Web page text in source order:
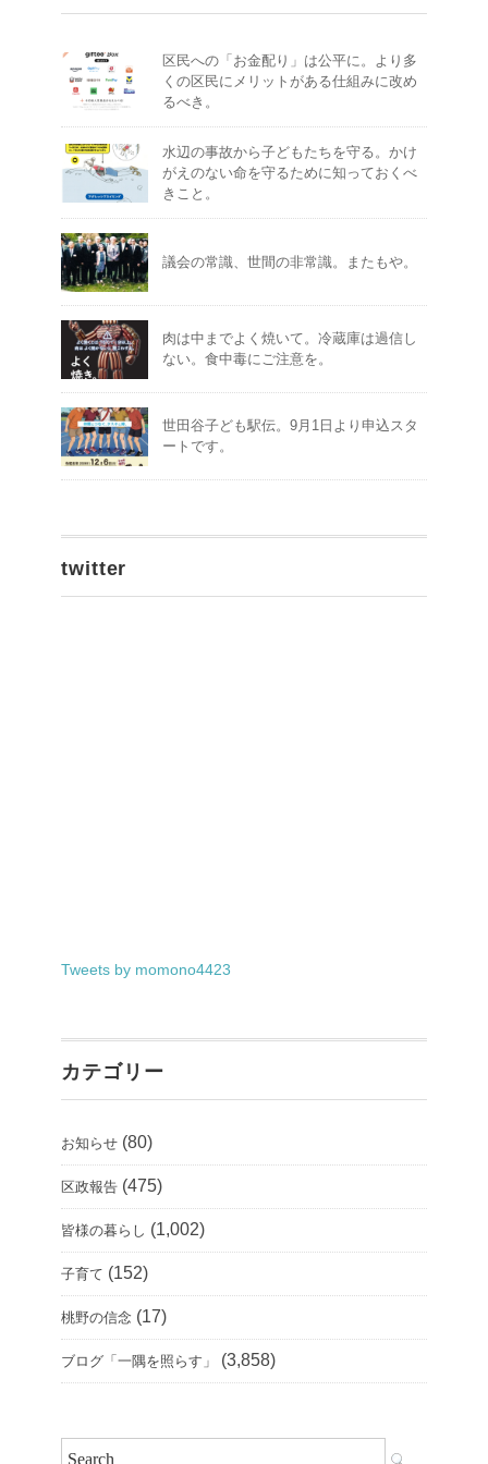
区民への「お金配り」は公平に。より多
くの区民にメリットがある仕組みに改め
るべき。
水辺の事故から子どもたちを守る。かけ
がえのない命を守るために知っておくべ
きこと。
議会の常識、世間の非常識。またもや。
肉は中までよく焼いて。冷蔵庫は過信し
ない。食中毒にご注意を。
世田谷子ども駅伝。9月1日より申込スタ
ートです。
twitter
Tweets by momono4423
カテゴリー
お知らせ (80)
区政報告 (475)
皆様の暮らし (1,002)
子育て (152)
桃野の信念 (17)
ブログ「一隅を照らす」 (3,858)